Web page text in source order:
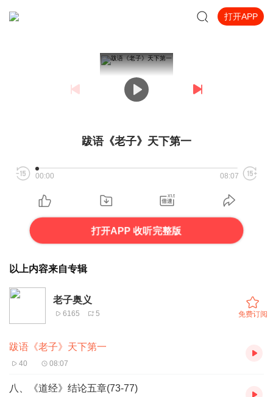
打开APP
跋语《老子》天下第一
00:00 08:07
打开APP 收听完整版
以上内容来自专辑
老子奥义
6165 5 免费订阅
跋语《老子》天下第一
40 08:07
八、《道经》结论五章(73-77)